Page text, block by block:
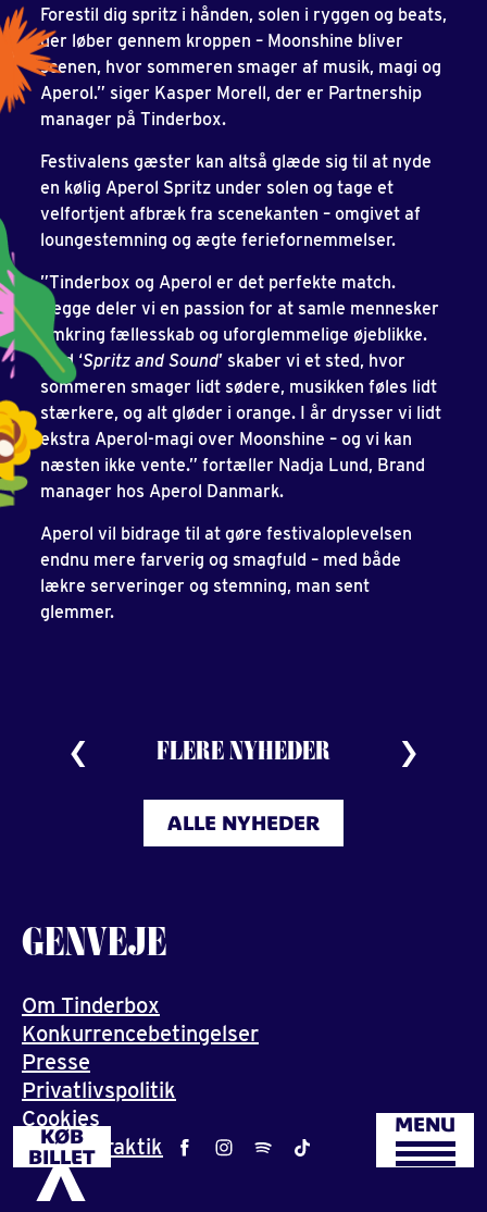
KØB
BILLET
MENU
Forestil dig spritz i hånden, solen i ryggen og beats,
der løber gennem kroppen – Moonshine bliver
scenen, hvor sommeren smager af musik, magi og
Aperol.” siger Kasper Morell, der er Partnership
manager på Tinderbox.
Festivalens gæster kan altså glæde sig til at nyde
en kølig Aperol Spritz under solen og tage et
velfortjent afbræk fra scenekanten – omgivet af
loungestemning og ægte feriefornemmelser.
”Tinderbox og Aperol er det perfekte match.
Begge deler vi en passion for at samle mennesker
omkring fællesskab og uforglemmelige øjeblikke.
Med ‘Spritz and Sound’ skaber vi et sted, hvor
sommeren smager lidt sødere, musikken føles lidt
stærkere, og alt gløder i orange. I år drysser vi lidt
ekstra Aperol-magi over Moonshine – og vi kan
næsten ikke vente.” fortæller Nadja Lund, Brand
manager hos Aperol Danmark.
Aperol vil bidrage til at gøre festivaloplevelsen
endnu mere farverig og smagfuld – med både
lækre serveringer og stemning, man sent
glemmer.
FLERE NYHEDER
ALLE NYHEDER
GENVEJE
Om Tinderbox
Konkurrencebetingelser
Presse
Privatlivspolitik
Cookies
Job og praktik